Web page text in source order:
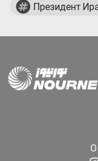
Президент
О